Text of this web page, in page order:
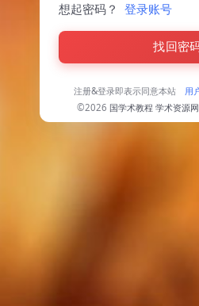
想起密码？ 登录账号
找回密
注册&登录即表示同意本站 用
©2026 国学术教程 学术资源网